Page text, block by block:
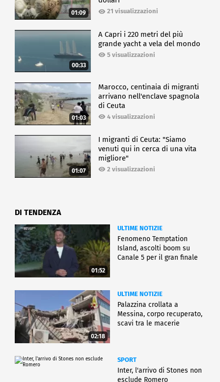
01:09 21 visualizzazioni
00:33
A Capri i 220 metri del più
grande yacht a vela del mondo
5 visualizzazioni
01:03
Marocco, centinaia di migranti
arrivano nell'enclave spagnola
di Ceuta
4 visualizzazioni
01:07
I migranti di Ceuta: "Siamo
venuti qui in cerca di una vita
migliore"
2 visualizzazioni
DI TENDENZA
01:52
ULTIME NOTIZIE
Fenomeno Temptation
Island, ascolti boom su
Canale 5 per il gran finale
02:18
ULTIME NOTIZIE
Palazzina crollata a
Messina, corpo recuperato,
scavi tra le macerie
SPORT
Inter, l'arrivo di Stones non
esclude Romero